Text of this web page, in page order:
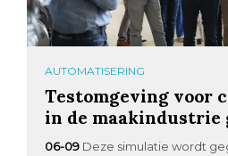
AUTOMATISERING
Testomgeving voor
in de maakindustrie
06-09 Deze simulatie wordt